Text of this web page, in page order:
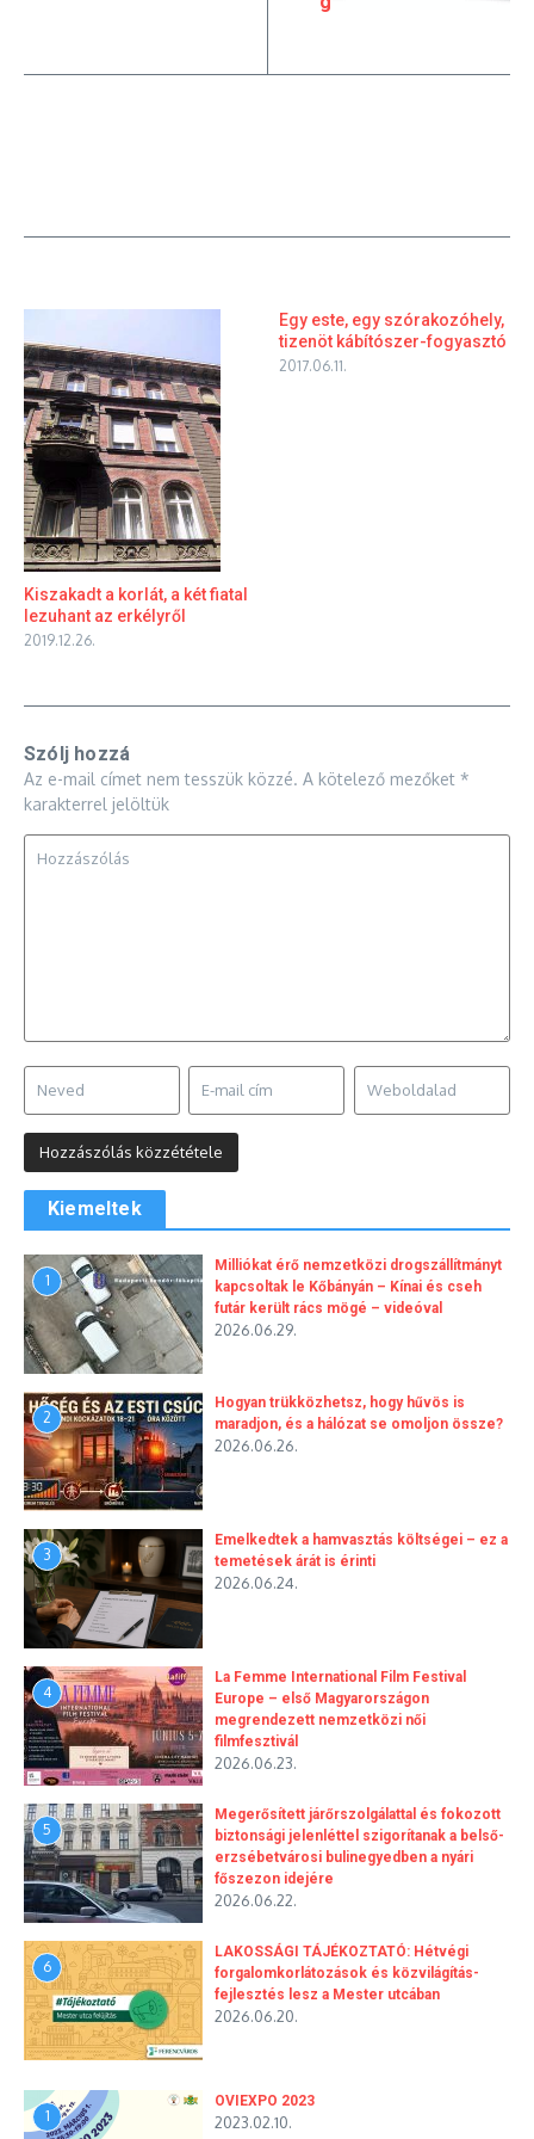
Kiszakadt a korlát, a két fiatal
lezuhant az erkélyről
2019.12.26.
Egy este, egy szórakozóhely,
tizenöt kábítószer-fogyasztó
2017.06.11.
Szólj hozzá
Az e-mail címet nem tesszük közzé. A kötelező mezőket *
karakterrel jelöltük
Kiemeltek
1
Milliókat érő nemzetközi drogszállítmányt
kapcsoltak le Kőbányán – Kínai és cseh
futár került rács mögé – videóval
2026.06.29.
2
Hogyan trükközhetsz, hogy hűvös is
maradjon, és a hálózat se omoljon össze?
2026.06.26.
3
Emelkedtek a hamvasztás költségei – ez a
temetések árát is érinti
2026.06.24.
4
La Femme International Film Festival
Europe – első Magyarországon
megrendezett nemzetközi női
filmfesztivál
2026.06.23.
5
Megerősített járőrszolgálattal és fokozott
biztonsági jelenléttel szigorítanak a belső-
erzsébetvárosi bulinegyedben a nyári
főszezon idejére
2026.06.22.
6
LAKOSSÁGI TÁJÉKOZTATÓ: Hétvégi
forgalomkorlátozások és közvilágítás-
fejlesztés lesz a Mester utcában
2026.06.20.
1
OVIEXPO 2023
2023.02.10.